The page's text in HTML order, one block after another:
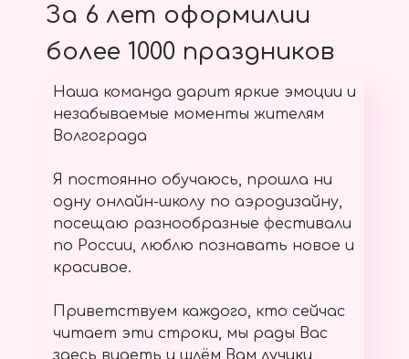
За 6 лет оформилии
более 1000 праздников
Наша команда дарит яркие эмоции и
незабываемые моменты жителям
Волгограда
Я постоянно обучаюсь, прошла ни
одну онлайн-школу по аэродизайну,
посещаю разнообразные фестивали
по России, люблю познавать новое и
красивое.
Приветствуем каждого, кто сейчас
читает эти строки, мы рады Вас
здесь видеть и шлём Вам лучики